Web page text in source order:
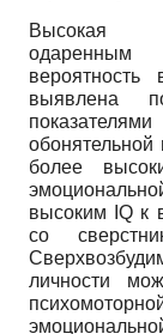
Высокая
одаренным
вероятность
выявлена
более
высоким
IQ к
со
личности